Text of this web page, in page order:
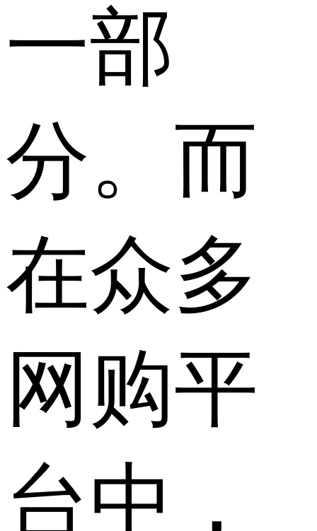
一部
分。而
在众多
网购平
台中，